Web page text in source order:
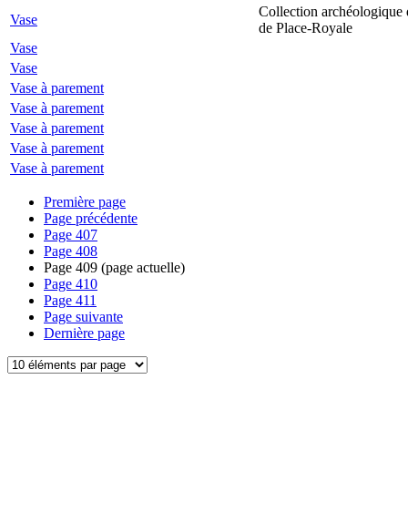
Vase
Collection archéologique
de Place-Royale
Vase
Vase
Vase à parement
Vase à parement
Vase à parement
Vase à parement
Vase à parement
Première page
Page précédente
Page 407
Page 408
Page 409 (page actuelle)
Page 410
Page 411
Page suivante
Dernière page